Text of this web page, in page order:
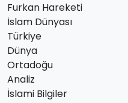
Furkan Hareketi
İslam Dünyası
Türkiye
Dünya
Ortadoğu
Analiz
İslami Bilgiler